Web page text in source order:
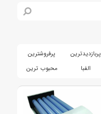
پربازدیدترین
پرفروشترین
الفبا محبوب ترین